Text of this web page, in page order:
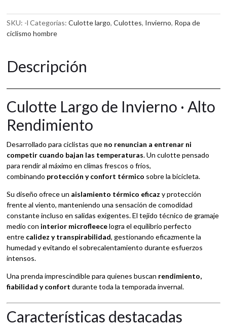
cantidad
t
e
r
t
v
e
:
SKU: -l Categorías:Culotte largo,Culottes, Invierno, Ropa de
ciclismo hombre
Descripción
Culotte Largo de Invierno · Alto
Rendimiento
Desarrollado para ciclistas que no renuncian a entrenar ni
competir cuando bajan las temperaturas. Un culotte pensado
para rendir al máximo en climas frescos o fríos,
combinando protección y confort térmico sobre la bicicleta.
Su diseño ofrece un aislamiento térmico eficaz y protección
frente al viento, manteniendo una sensación de comodidad
constante incluso en salidas exigentes. El tejido técnico de gramaje
medio con interior microfleecelogra el equilibrio perfecto
entre calidez y transpirabilidad, gestionando eficazmente la
humedad y evitando el sobrecalentamiento durante esfuerzos
intensos.
Una prenda imprescindible para quienes buscan rendimiento,
fiabilidad y confort durante toda la temporada invernal.
Características destacadas